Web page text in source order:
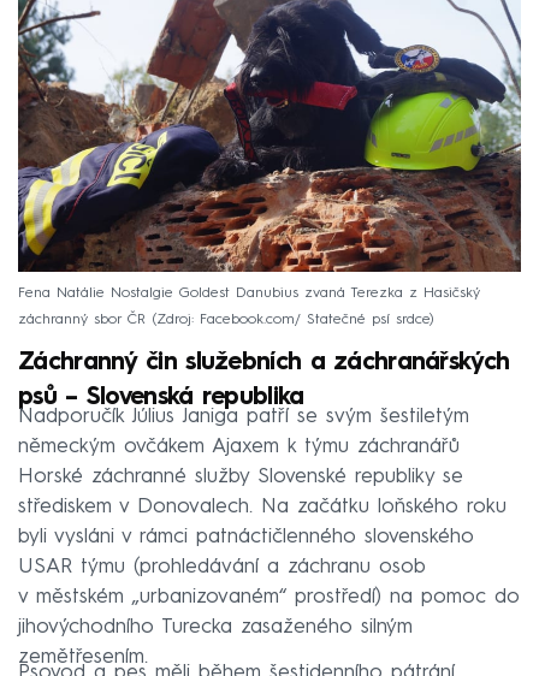
Fena Natálie Nostalgie Goldest Danubius zvaná Terezka z Hasičský
záchranný sbor ČR
Zdroj: Facebook.com/ Statečné psí srdce
Záchranný čin služebních a záchranářských
psů – Slovenská republika
Nadporučík Július Janiga patří se svým šestiletým
německým ovčákem Ajaxem k týmu záchranářů
Horské záchranné služby Slovenské republiky se
střediskem v Donovalech. Na začátku loňského roku
byli vysláni v rámci patnáctičlenného slovenského
USAR týmu (prohledávání a záchranu osob
v městském „urbanizovaném“ prostředí) na pomoc do
jihovýchodního Turecka zasaženého silným
zemětřesením.